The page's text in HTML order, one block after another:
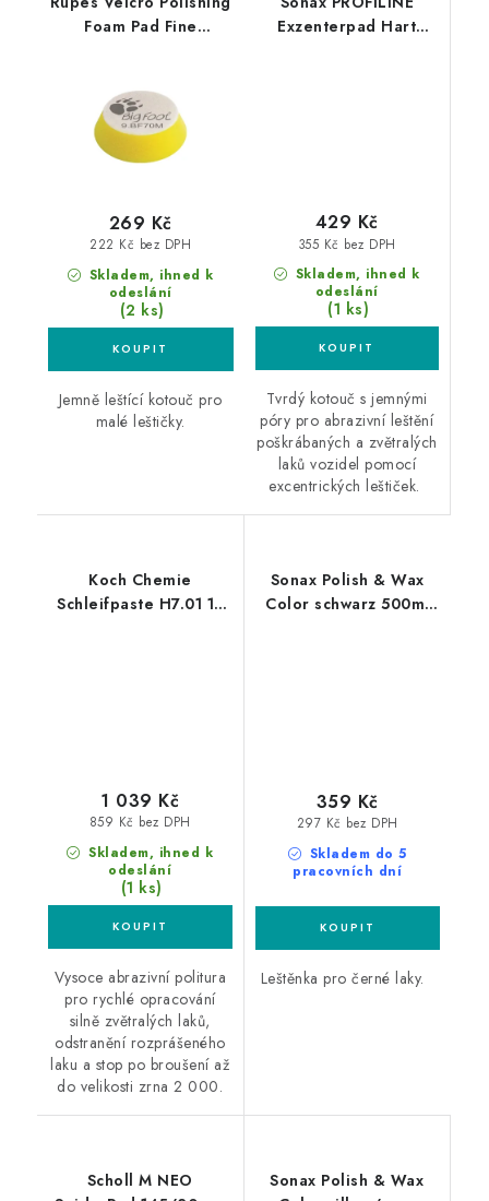
Foam Pad Fine
Skladem, ihned k
odeslání
(2 ks)
222 Kč bez DPH
269 Kč
Jemně leštící kotouč pro
malé leštičky.
Exzenterpad Hart
Skladem, ihned k
odeslání
(1 ks)
355 Kč bez DPH
429 Kč
Tvrdý kotouč s jemnými
póry pro abrazivní leštění
poškrábaných a zvětralých
laků vozidel pomocí
excentrických leštiček.
Koch Chemie
Schleifpaste H7.01 1L
Skladem, ihned k
odeslání
(1 ks)
859 Kč bez DPH
1 039 Kč
Vysoce abrazivní politura
pro rychlé opracování
silně zvětralých laků,
odstranění rozprášeného
laku a stop po broušení až
do velikosti zrna 2 000.
Sonax Polish & Wax
Color schwarz 500ml
Skladem do 5
pracovních dní
297 Kč bez DPH
359 Kč
Leštěnka pro černé laky.
Scholl M NEO
Sonax Polish & Wax